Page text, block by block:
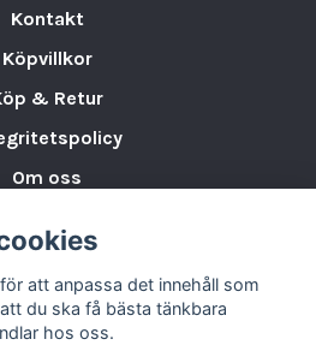
Kontakt
Köpvillkor
& Retur
Om oss
& Partners
BLOGG
att anpassa det innehåll som
du ska få bästa tänkbara
hos oss.